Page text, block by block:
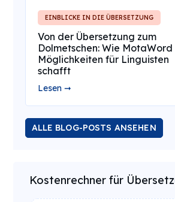
EINBLICKE IN DIE ÜBERSETZUNG
Von der Übersetzung zum
Dolmetschen: Wie MotaWord
Möglichkeiten für Linguisten
schafft
Lesen ➞
ALLE BLOG-POSTS ANSEHEN
Kostenrechner für